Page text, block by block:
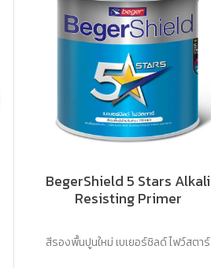
BegerShield 5 Stars Alkali
Resisting Primer
สีรองพื้นปูนใหม่ เบเยอร์ชิลด์ ไฟว์สตาร์